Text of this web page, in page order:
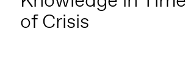
of Crisis